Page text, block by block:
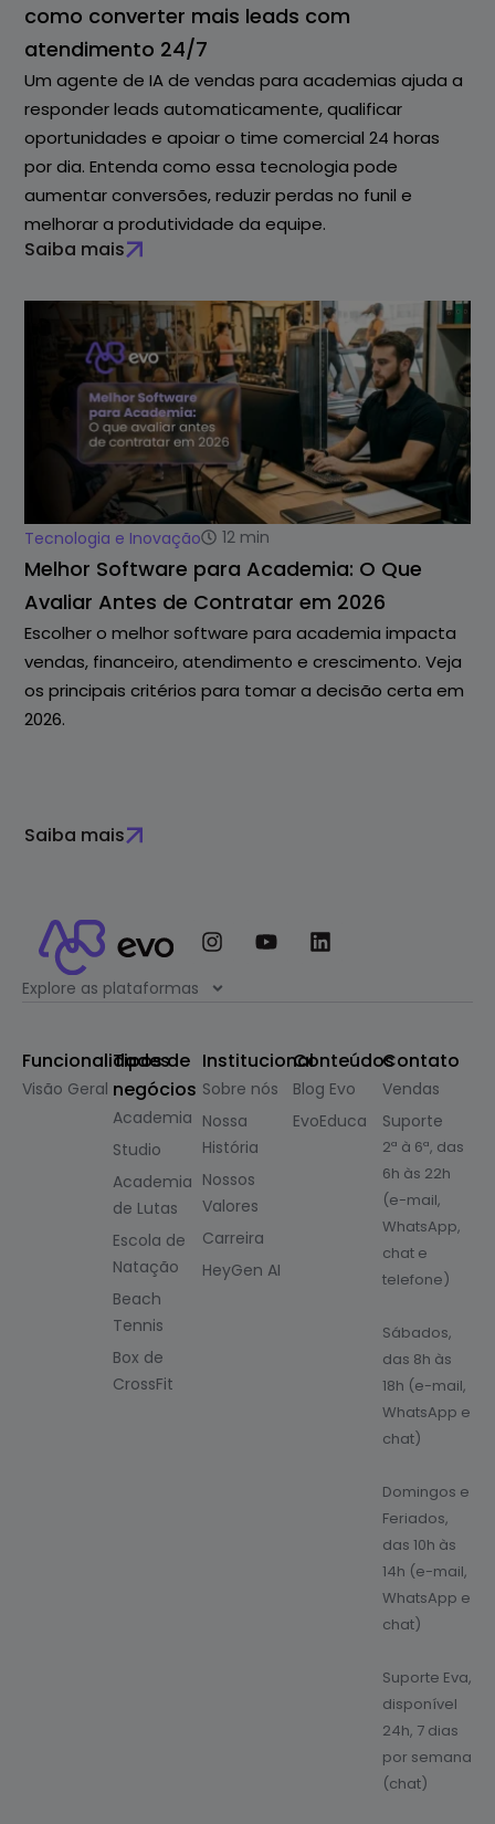
como converter mais leads com
atendimento 24/7
Um agente de IA de vendas para academias ajuda a
responder leads automaticamente, qualificar
oportunidades e apoiar o time comercial 24 horas
por dia. Entenda como essa tecnologia pode
aumentar conversões, reduzir perdas no funil e
melhorar a produtividade da equipe.
Saiba mais
Tecnologia e Inovação 12 min
Melhor Software para Academia: O Que
Avaliar Antes de Contratar em 2026
Escolher o melhor software para academia impacta
vendas, financeiro, atendimento e crescimento. Veja
os principais critérios para tomar a decisão certa em
2026.
Saiba mais
Explore as plataformas
Funcionalidades
Visão Geral
Tipos de
negócios
Academia
Studio
Academia
de Lutas
Escola de
Natação
Beach
Tennis
Box de
CrossFit
Institucional
Sobre nós
Nossa
História
Nossos
Valores
Carreira
HeyGen AI
Conteúdos
Blog Evo
EvoEduca
Contato
Vendas
Suporte
2ª à 6ª, das
6h às 22h
(e-mail,
WhatsApp,
chat e
telefone)
Sábados,
das 8h às
18h (e-mail,
WhatsApp e
chat)
Domingos e
Feriados,
das 10h às
14h (e-mail,
WhatsApp e
chat)
Suporte Eva,
disponível
24h, 7 dias
por semana
(chat)